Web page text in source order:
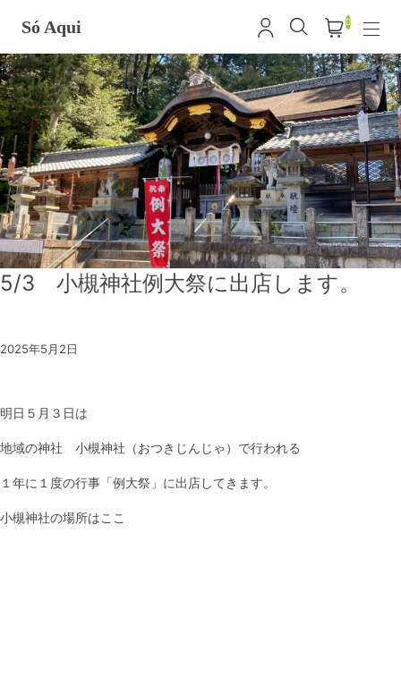
Só Aqui 0
5/3 小槻神社例大祭に出店します。
2025年5月2日
明日５月３日は
地域の神社 小槻神社（おつきじんじゃ）で行われる
１年に１度の行事「例大祭」に出店してきます。
小槻神社の場所はここ